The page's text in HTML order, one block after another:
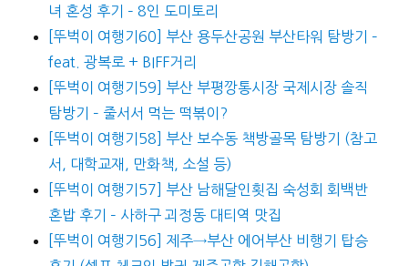
녀 혼성 후기 – 8인 도미토리
[뚜벅이 여행기60] 부산 용두산공원 부산타워 탐방기 –
feat. 광복로 + BIFF거리
[뚜벅이 여행기59] 부산 부평깡통시장 국제시장 솔직
탐방기 – 줄서서 먹는 떡볶이?
[뚜벅이 여행기58] 부산 보수동 책방골목 탐방기 (참고
서, 대학교재, 만화책, 소설 등)
[뚜벅이 여행기57] 부산 남해달인횟집 숙성회 회백반
혼밥 후기 – 사하구 괴정동 대티역 맛집
[뚜벅이 여행기56] 제주→부산 에어부산 비행기 탑승